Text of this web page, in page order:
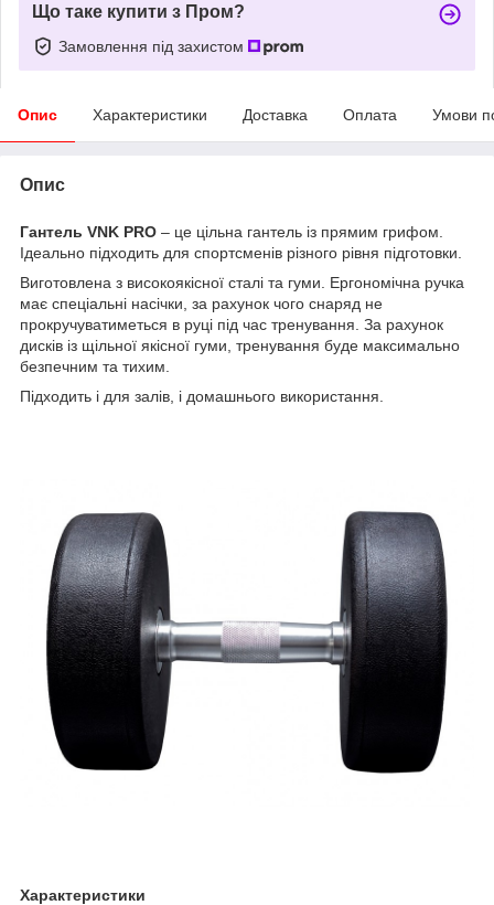
Що таке купити з Пром?
Замовлення під захистом
Опис Характеристики Доставка Оплата Умови
Опис
Гантель VNK PRO – це цільна гантель із прямим грифом.
Ідеально підходить для спортсменів різного рівня підготовки.
Виготовлена ​​з високоякісної сталі та гуми. Ергономічна ручка
має спеціальні насічки, за рахунок чого снаряд не
прокручуватиметься в руці під час тренування. За рахунок
дисків із щільної якісної гуми, тренування буде максимально
безпечним та тихим.
Підходить і для залів, і домашнього використання.
Характеристики